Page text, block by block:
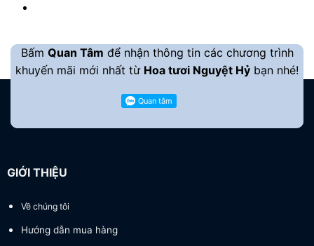
Bấm Quan Tâm để nhận thông tin các chương trình
khuyến mãi mới nhất từ Hoa tươi Nguyệt Hỷ bạn nhé!
GIỚI THIỆU
Về chúng tôi
Hướng dẫn mua hàng